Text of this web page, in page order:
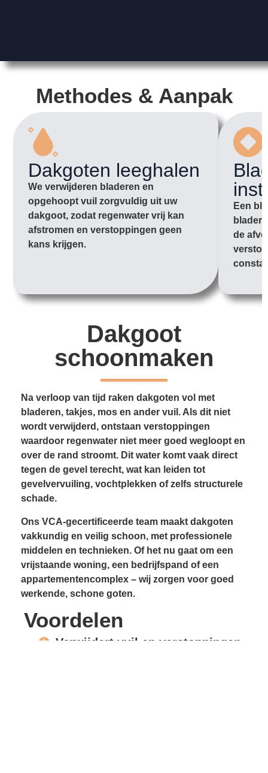
Methodes & Aanpak
Dakgoten leeghalen
We verwijderen bladeren en
opgehoopt vuil zorgvuldig uit uw
dakgoot, zodat regenwater vrij kan
afstromen en verstoppingen geen
kans krijgen.
Een
de
Dakgoot
schoonmaken
Na verloop van tijd raken dakgoten vol met
bladeren, takjes, mos en ander vuil. Als dit niet
wordt verwijderd, ontstaan verstoppingen
waardoor regenwater niet meer goed wegloopt en
over de rand stroomt. Dit water komt vaak direct
tegen de gevel terecht, wat kan leiden tot
gevelvervuiling, vochtplekken of zelfs structurele
schade.
Ons VCA-gecertificeerde team maakt dakgoten
vakkundig en veilig schoon, met professionele
middelen en technieken. Of het nu gaat om een
vrijstaande woning, een bedrijfspand of een
appartementencomplex – wij zorgen voor goed
werkende, schone goten.
Voordelen
Verwijdert vuil en verstoppingen